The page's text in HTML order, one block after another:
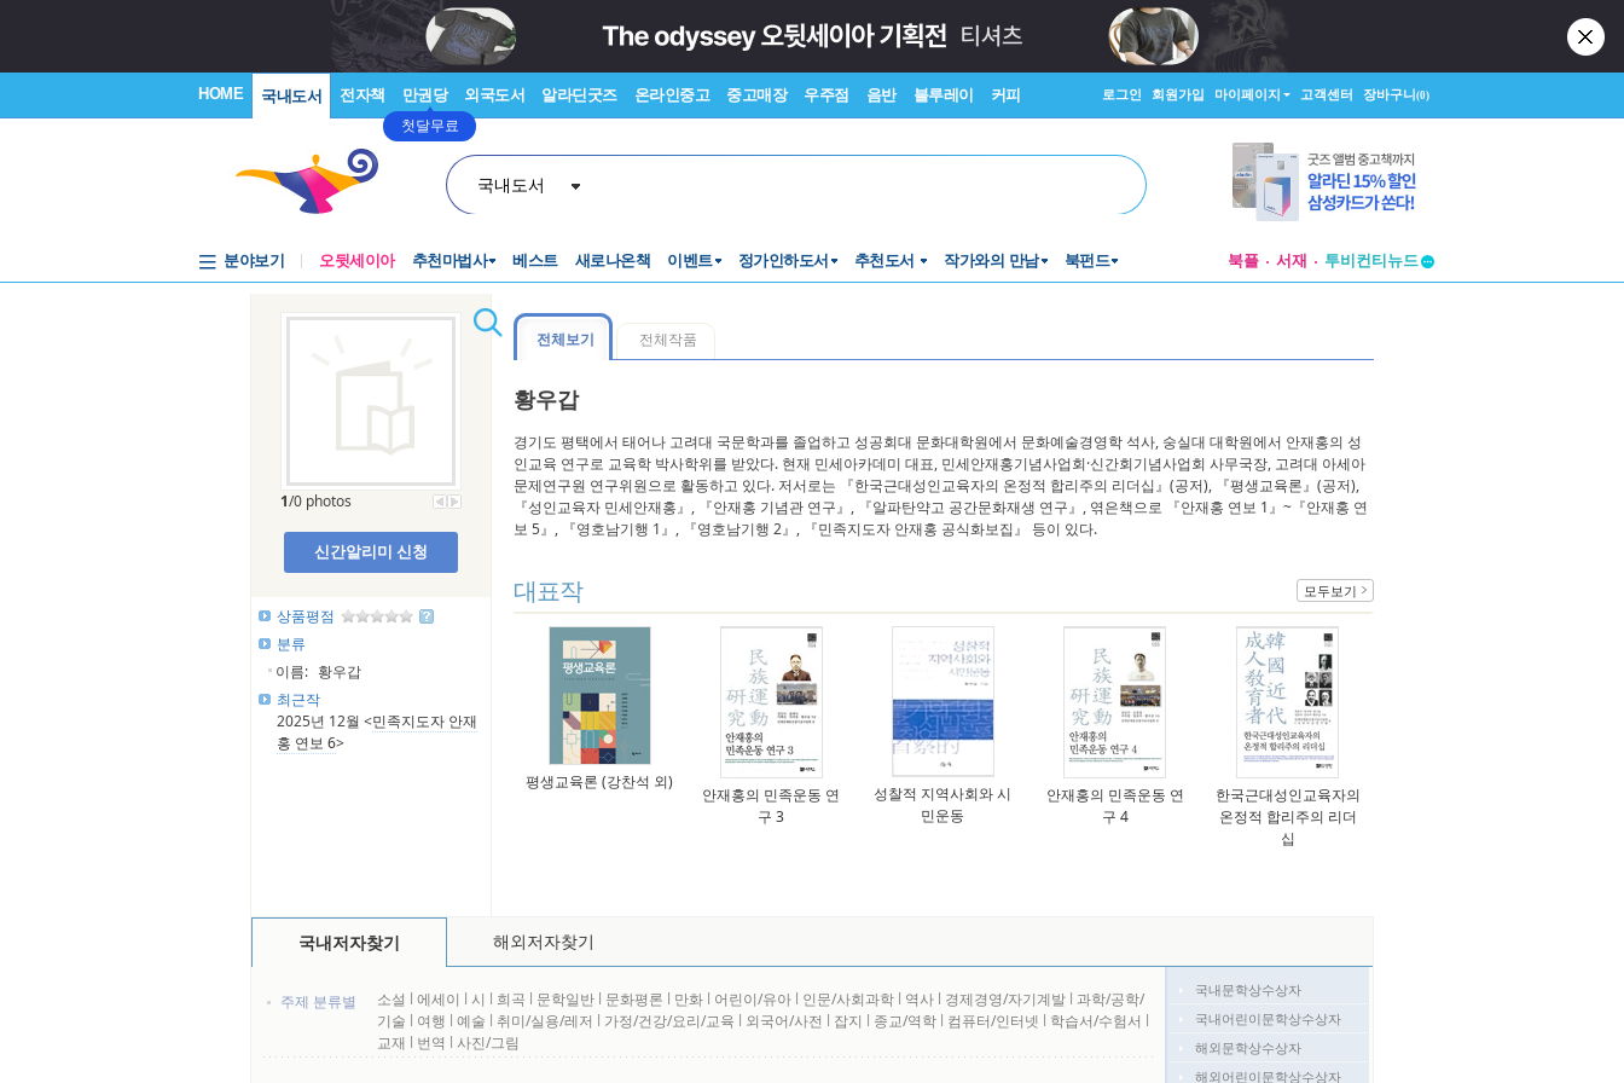
HOME 국내도서 전자책 만권당
첫달무료
외국도서 알라딘굿즈 온라인중고 중고매장 우주점 음반 블루레이 커피 로그인 회원가입 마이페이지 고객센터 장바구니(0)
국내도서
분야보기 오뒷세이아 추천마법사 베스트 새로나온책 이벤트 정가인하도서 추천도서 작가와의 만남 북펀드 북플 서재
투비컨티뉴드
1/0 photos
신간알리미 신청
상품평점
분류
이름: 황우갑
최근작
2025년 12월 <민족지도자 안재
홍 연보 6>
전체보기 전체작품
황우갑
경기도 평택에서 태어나 고려대 국문학과를 졸업하고 성공회대 문화대학원에서 문화예술경영학 석사, 숭실대 대학원에서 안재홍의 성
인교육 연구로 교육학 박사학위를 받았다. 현재 민세아카데미 대표, 민세안재홍기념사업회·신간회기념사업회 사무국장, 고려대 아세아
문제연구원 연구위원으로 활동하고 있다. 저서로는 『한국근대성인교육자의 온정적 합리주의 리더십』(공저), 『평생교육론』(공저),
『성인교육자 민세안재홍』, 『안재홍 기념관 연구』, 『알파탄약고 공간문화재생 연구』, 엮은책으로 『안재홍 연보 1』~『안재홍 연
보 5』, 『영호남기행 1』, 『영호남기행 2』, 『민족지도자 안재홍 공식화보집』 등이 있다.
대표작 모두보기
평생교육론 (강찬석 외)
안재홍의 민족운동 연
구 3
성찰적 지역사회와 시
민운동
안재홍의 민족운동 연
구 4
한국근대성인교육자의
온정적 합리주의 리더
십
국내저자찾기 해외저자찾기
주제 분류별 소설 l 에세이 l 시 l 희곡 l 문학일반 l 문화평론 l 만화 l 어린이/유아 l 인문/사회과학 l 역사 l 경제경영/자기계발 l 과학/공학/
기술 l 여행 l 예술 l 취미/실용/레저 l 가정/건강/요리/교육 l 외국어/사전 l 잡지 l 종교/역학 l 컴퓨터/인터넷 l 학습서/수험서 l
교재 l 번역 l 사진/그림
국내문학상수상자
국내어린이문학상수상자
해외문학상수상자
해외어린이문학상수상자